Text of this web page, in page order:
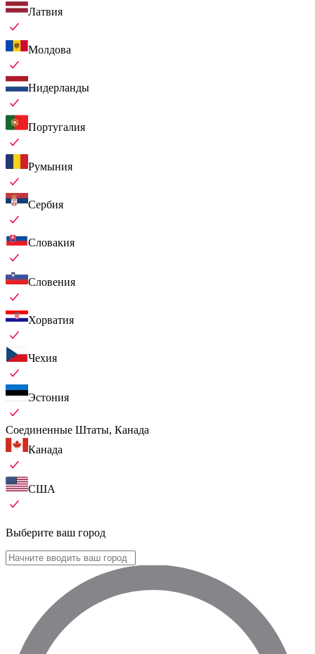
Латвия
Молдова
Нидерланды
Португалия
Румыния
Сербия
Словакия
Словения
Хорватия
Чехия
Эстония
Соединенные Штаты, Канада
Канада
США
Выберите ваш город